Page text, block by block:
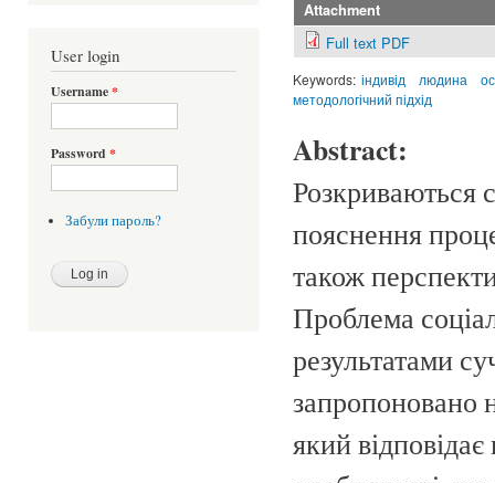
User login
Username*
Password *
Забули пароль?
Attachment
Full text PDF
Keywords: індивід людина
методологічний підхід
Abstract:
Розкриваються
пояснення
також
Проблема
результатами
запропоновано
який